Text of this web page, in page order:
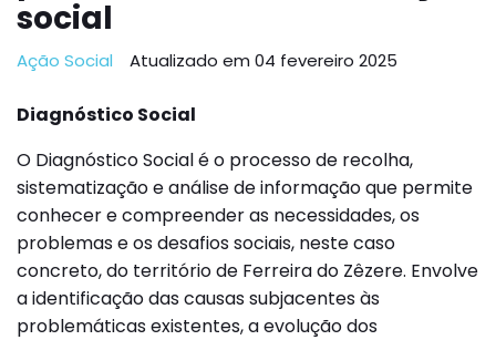
social
Ação Social Atualizado em 04 fevereiro 2025
Diagnóstico Social
O Diagnóstico Social é o processo de recolha,
sistematização e análise de informação que permite
conhecer e compreender as necessidades, os
problemas e os desafios sociais, neste caso
concreto, do território de Ferreira do Zêzere. Envolve
a identificação das causas subjacentes às
problemáticas existentes, a evolução dos